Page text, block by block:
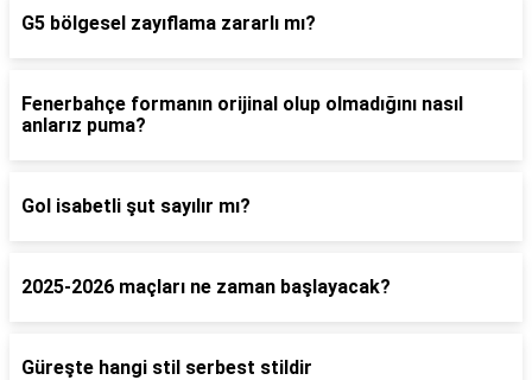
G5 bölgesel zayıflama zararlı mı?
Fenerbahçe formanın orijinal olup olmadığını nasıl
anlarız puma?
Gol isabetli şut sayılır mı?
2025-2026 maçları ne zaman başlayacak?
Güreşte hangi stil serbest stildir